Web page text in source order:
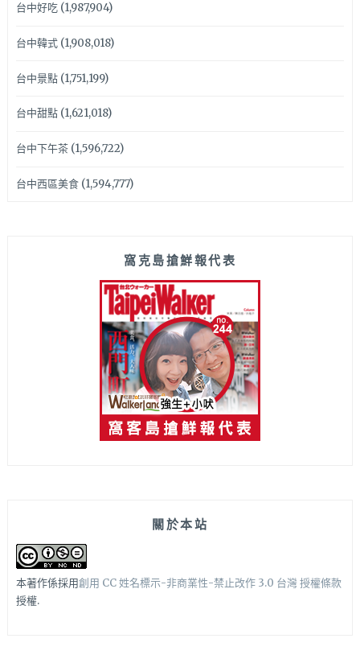
台中好吃(1,987,904)
台中韓式(1,908,018)
台中景點(1,751,199)
台中甜點(1,621,018)
台中下午茶(1,596,722)
台中西區美食(1,594,777)
窩克島搶鮮報代表
關於本站
本著作係採用創用 CC 姓名標示-非商業性-禁止改作 3.0 台灣 授權條款
授權.